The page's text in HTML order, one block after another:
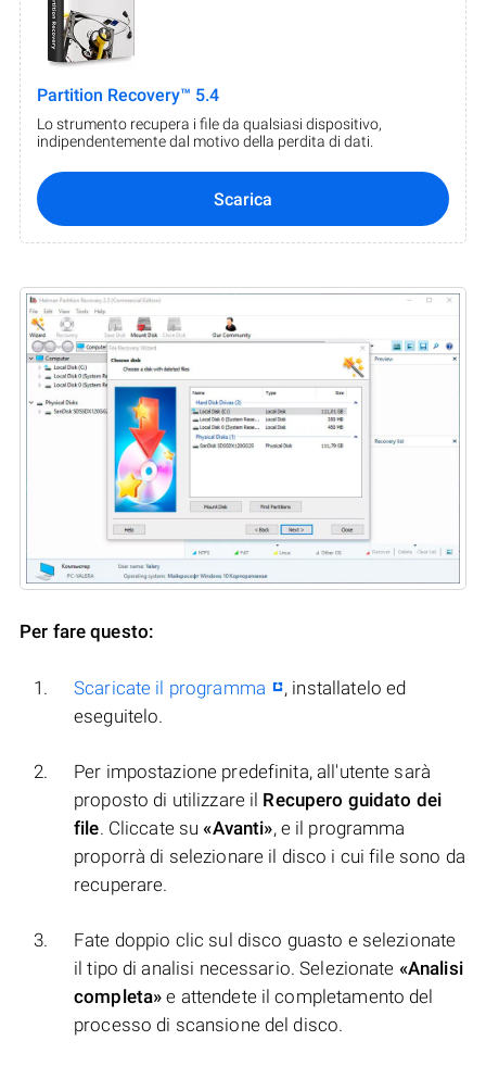
Partition Recovery™ 5.4
Lo strumento recupera i file da qualsiasi dispositivo,
indipendentemente dal motivo della perdita di dati.
Scarica
Per fare questo:
Scaricate il programma
, installatelo ed
eseguitelo.
Per impostazione predefinita, all'utente sarà
proposto di utilizzare il Recupero guidato dei
file. Cliccate su«Avanti», e il programma
proporrà di selezionare il disco i cui file sono da
recuperare.
Fate doppio clic sul disco guasto e selezionate
il tipo di analisi necessario. Selezionate «Analisi
completa» e attendete il completamento del
processo di scansione del disco.